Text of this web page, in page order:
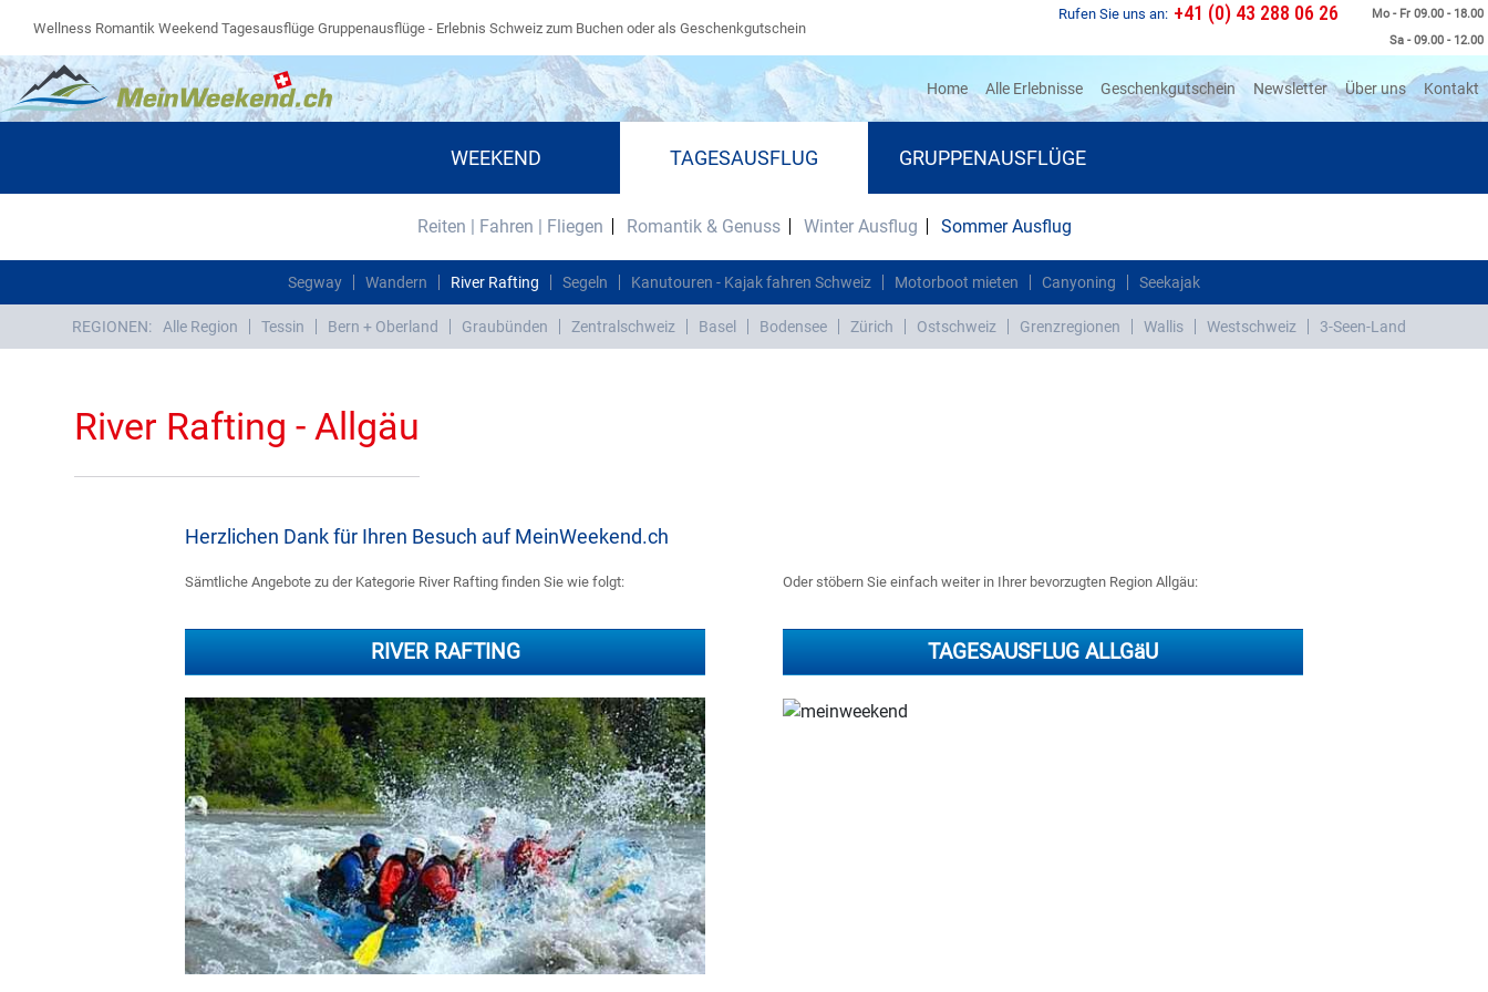
Wellness Romantik Weekend Tagesausflüge Gruppenausflüge - Erlebnis Schweiz zum Buchen oder als Geschenkgutschein
Mo - Fr 09.00 - 18.00
Sa - 09.00 - 12.00
Rufen Sie uns an: +41 (0) 43 288 06 26
Home(current)
Alle Erlebnisse Geschenkgutschein Newsletter Über uns Kontakt
WEEKEND TAGESAUSFLUG GRUPPENAUSFLÜGE
Reiten | Fahren | Fliegen Romantik & Genuss Winter Ausflug Sommer Ausflug
Segway Wandern River Rafting Segeln Kanutouren - Kajak fahren Schweiz Motorboot mieten Canyoning Seekajak
REGIONEN: Alle Region Tessin Bern + Oberland Graubünden Zentralschweiz Basel Bodensee Zürich Ostschweiz Grenzregionen Wallis Westschweiz 3-Seen-Land
River Rafting - Allgäu
Herzlichen Dank für Ihren Besuch auf MeinWeekend.ch
Sämtliche Angebote zu der Kategorie River Rafting finden Sie wie folgt:
RIVER RAFTING
Oder stöbern Sie einfach weiter in Ihrer bevorzugten Region Allgäu:
TAGESAUSFLUG ALLGäU